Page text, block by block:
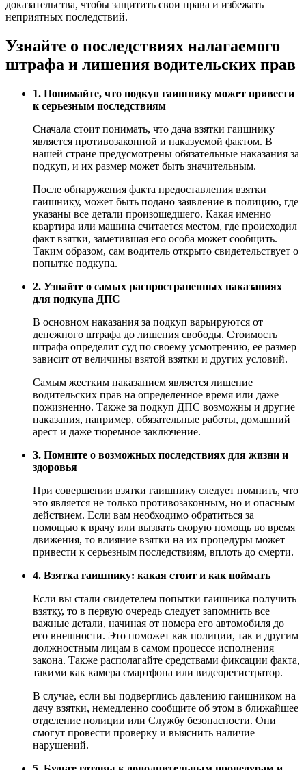
доказательства, чтобы защитить свои права и избежать
неприятных последствий.
Узнайте о последствиях налагаемого
штрафа и лишения водительских прав
1. Понимайте, что подкуп гаишнику может привести
к серьезным последствиям
Сначала стоит понимать, что дача взятки гаишнику
является противозаконной и наказуемой фактом. В
нашей стране предусмотрены обязательные наказания за
подкуп, и их размер может быть значительным.
После обнаружения факта предоставления взятки
гаишнику, может быть подано заявление в полицию, где
указаны все детали произошедшего. Какая именно
квартира или машина считается местом, где происходил
факт взятки, заметившая его особа может сообщить.
Таким образом, сам водитель открыто свидетельствует о
попытке подкупа.
2. Узнайте о самых распространенных наказаниях
для подкупа ДПС
В основном наказания за подкуп варьируются от
денежного штрафа до лишения свободы. Стоимость
штрафа определит суд по своему усмотрению, ее размер
зависит от величины взятой взятки и других условий.
Самым жестким наказанием является лишение
водительских прав на определенное время или даже
пожизненно. Также за подкуп ДПС возможны и другие
наказания, например, обязательные работы, домашний
арест и даже тюремное заключение.
3. Помните о возможных последствиях для жизни и
здоровья
При совершении взятки гаишнику следует помнить, что
это является не только противозаконным, но и опасным
действием. Если вам необходимо обратиться за
помощью к врачу или вызвать скорую помощь во время
движения, то влияние взятки на их процедуры может
привести к серьезным последствиям, вплоть до смерти.
4. Взятка гаишнику: какая стоит и как поймать
Если вы стали свидетелем попытки гаишника получить
взятку, то в первую очередь следует запомнить все
важные детали, начиная от номера его автомобиля до
его внешности. Это поможет как полиции, так и другим
должностным лицам в самом процессе исполнения
закона. Также располагайте средствами фиксации факта,
такими как камера смартфона или видеорегистратор.
В случае, если вы подверглись давлению гаишником на
дачу взятки, немедленно сообщите об этом в ближайшее
отделение полиции или Службу безопасности. Они
смогут провести проверку и выяснить наличие
нарушений.